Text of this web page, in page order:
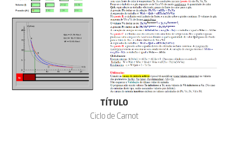
TÍTULO
Ciclo de Carnot